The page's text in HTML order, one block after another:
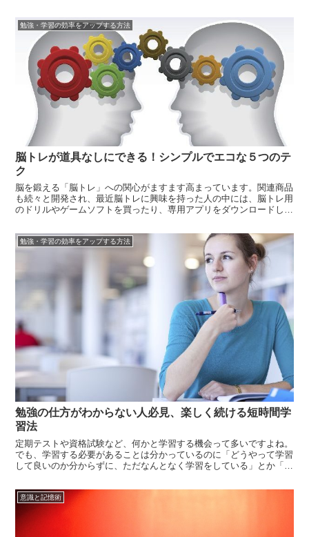
ですが、考えるコツを知らないために考えるのが苦手と言ってみた
り、考えられ...
勉強・学習の効率をアップする方法
脳トレが道具なしにできる！シンプルでエコな５つのテ
ク
脳を鍛える「脳トレ」への関心がますます高まっています。関連商品
も続々と開発され、最近脳トレに興味を持った人の中には、脳トレ用
のドリルやゲームソフトを買ったり、専用アプリをダウンロードして
し本来、脳を鍛える脳トレは、専用の特別な道具がなくてもできるも
のです。も...
勉強・学習の効率をアップする方法
勉強の仕方がわからない人必見、楽しく続ける短時間学
習法
定期テストや資格試験など、何かと学習する機会って多いですよね。
でも、学習する必要があることは分かっているのに「どうやって学習
して良いのか分からずに、ただなんとなく学習をしている」とか「勉
も多い事でしょう。実は、ただやみくもに学習をしていても、しっか
りと身につ...
意識と記憶術